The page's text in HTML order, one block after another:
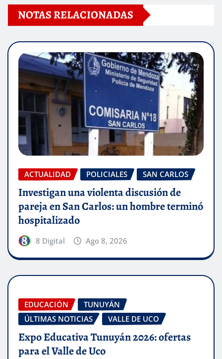
NOTAS RELACIONADAS
ACTUALIDAD POLICIALES SAN CARLOS
Investigan una violenta discusión de
pareja en San Carlos: un hombre terminó
hospitalizado
8 Digital Ago 8, 2026
EDUCACIÓN
TUNUYÁN
ÚLTIMAS NOTICIAS
VALLE DE UCO
Expo Educativa Tunuyán 2026: ofertas
para el Valle de Uco